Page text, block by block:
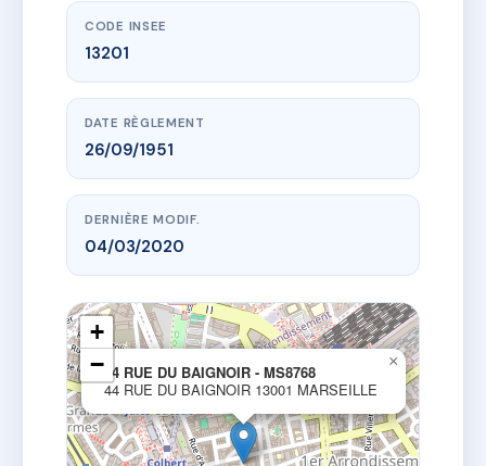
CODE INSEE
13201
DATE RÈGLEMENT
26/09/1951
DERNIÈRE MODIF.
04/03/2020
44 RUE DU BAIGNOIR - MS8768
44 RUE DU BAIGNOIR 13001 MARSEILLE
×
+
−